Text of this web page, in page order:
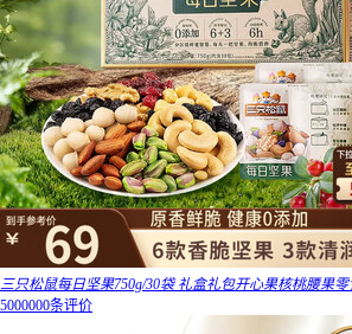
三只松鼠每日坚果750g/30袋 礼盒礼包开心果核桃腰果
5000000条评价